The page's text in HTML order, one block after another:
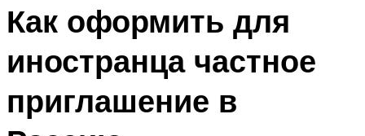
Как оформить для
иностранца частное
приглашение в